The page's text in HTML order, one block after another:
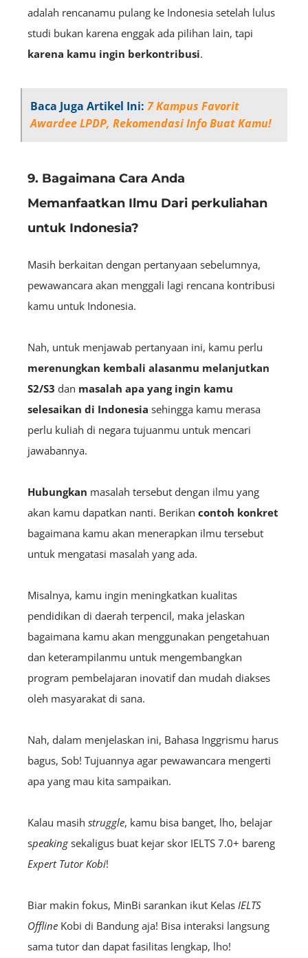
adalah rencanamu pulang ke Indonesia setelah lulus
studi bukan karena enggak ada pilihan lain, tapi
karena kamu ingin berkontribusi.
Baca Juga Artikel Ini: 7 Kampus Favorit
Awardee LPDP, Rekomendasi Info Buat Kamu!
9. Bagaimana Cara Anda
Memanfaatkan Ilmu Dari perkuliahan
untuk Indonesia?
Masih berkaitan dengan pertanyaan sebelumnya,
pewawancara akan menggali lagi rencana kontribusi
kamu untuk Indonesia.
Nah, untuk menjawab pertanyaan ini, kamu perlu
merenungkan kembali alasanmu melanjutkan
S2/S3 dan masalah apa yang ingin kamu
selesaikan di Indonesia sehingga kamu merasa
perlu kuliah di negara tujuanmu untuk mencari
jawabannya.
Hubungkan masalah tersebut dengan ilmu yang
akan kamu dapatkan nanti. Berikan contoh konkret
bagaimana kamu akan menerapkan ilmu tersebut
untuk mengatasi masalah yang ada.
Misalnya, kamu ingin meningkatkan kualitas
pendidikan di daerah terpencil, maka jelaskan
bagaimana kamu akan menggunakan pengetahuan
dan keterampilanmu untuk mengembangkan
program pembelajaran inovatif dan mudah diakses
oleh masyarakat di sana.
Nah, dalam menjelaskan ini, Bahasa Inggrismu harus
bagus, Sob! Tujuannya agar pewawancara mengerti
apa yang mau kita sampaikan.
Kalau masih struggle, kamu bisa banget, lho, belajar
speakingsekaligus buat kejar skor IELTS 7.0+ bareng
Expert Tutor Kobi!
Biar makin fokus, MinBi sarankan ikut Kelas IELTS
Offline Kobi di Bandung aja! Bisa interaksi langsung
sama tutor dan dapat fasilitas lengkap, lho!